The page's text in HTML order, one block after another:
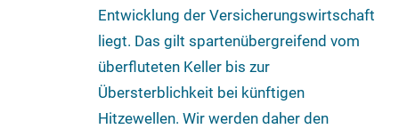
Entwicklung der Versicherungswirtschaft
liegt. Das gilt spartenübergreifend vom
überfluteten Keller bis zur
Übersterblichkeit bei künftigen
Hitzewellen. Wir werden daher den